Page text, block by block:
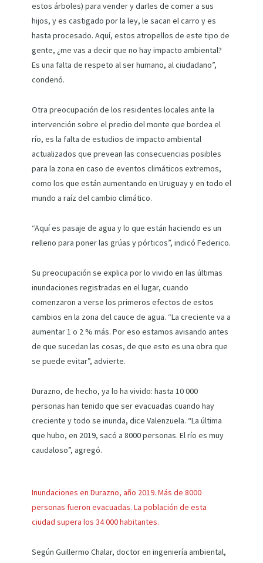
estos árboles) para vender y darles de comer a sus
hijos, y es castigado por la ley, le sacan el carro y es
hasta procesado. Aquí, estos atropellos de este tipo de
gente, ¿me vas a decir que no hay impacto ambiental?
Es una falta de respeto al ser humano, al ciudadano”,
condenó.
Otra preocupación de los residentes locales ante la
intervención sobre el predio del monte que bordea el
río, es la falta de estudios de impacto ambiental
actualizados que prevean las consecuencias posibles
para la zona en caso de eventos climáticos extremos,
como los que están aumentando en Uruguay y en todo el
mundo a raíz del cambio climático.
“Aquí es pasaje de agua y lo que están haciendo es un
relleno para poner las grúas y pórticos”, indicó Federico.
Su preocupación se explica por lo vivido en las últimas
inundaciones registradas en el lugar, cuando
comenzaron a verse los primeros efectos de estos
cambios en la zona del cauce de agua. “La creciente va a
aumentar 1 o 2 % más. Por eso estamos avisando antes
de que sucedan las cosas, de que esto es una obra que
se puede evitar”, advierte.
Durazno, de hecho, ya lo ha vivido: hasta 10 000
personas han tenido que ser evacuadas cuando hay
creciente y todo se inunda, dice Valenzuela. “La última
que hubo, en 2019, sacó a 8000 personas. El río es muy
caudaloso”, agregó.
Inundaciones en Durazno, año 2019. Más de 8000
personas fueron evacuadas. La población de esta
ciudad supera los 34 000 habitantes.
Según Guillermo Chalar, doctor en ingeniería ambiental,